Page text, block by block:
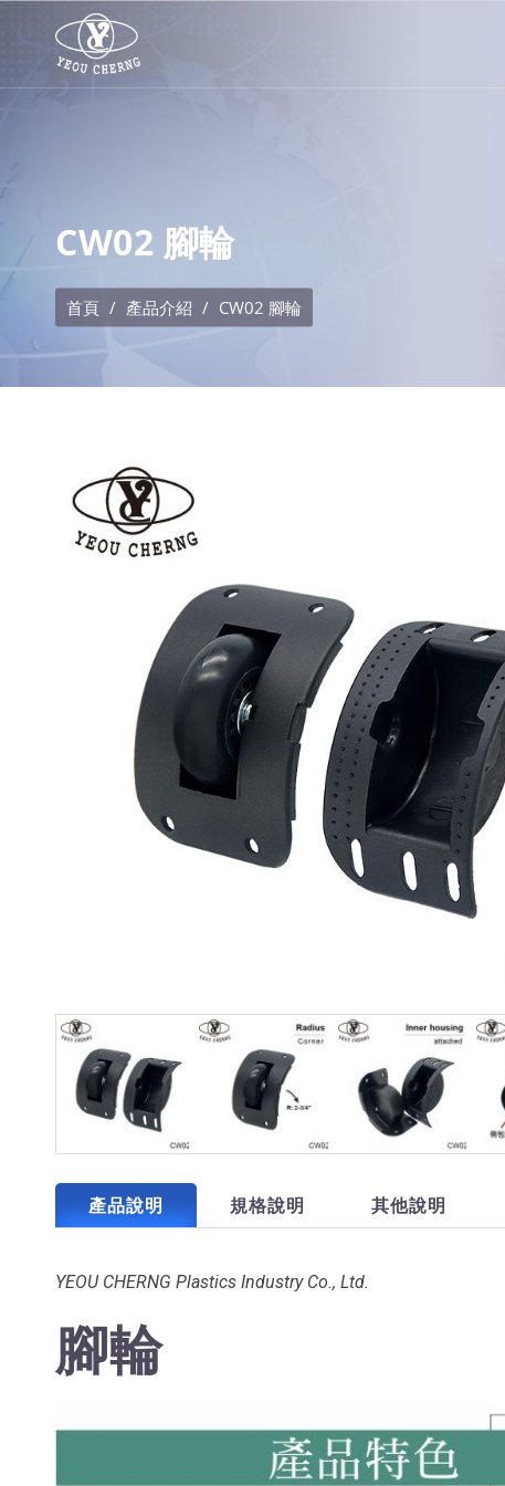
CW02 腳輪
首頁 產品介紹 CW02 腳輪
產品說明 規格說明 其他說明
YEOU CHERNG Plastics Industry Co., Ltd.
腳輪